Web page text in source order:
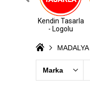
Kendin Tasarla
- Logolu
MADALYA
Marka